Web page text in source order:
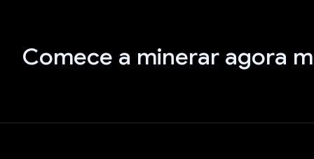
Comece a minerar agora